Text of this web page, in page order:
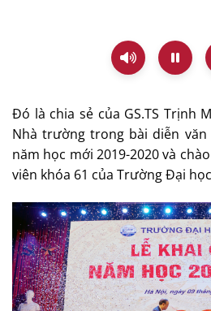
Đó là chia sẻ của GS.TS Trịnh
Nhà trường trong bài diễn
năm học mới 2019-2020 và
viên khóa 61 của Trường Đại